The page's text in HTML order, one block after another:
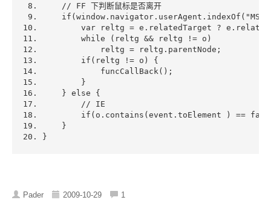
// FF 下判断鼠标是否离开
if (window.navigator.userAgent.indexOf(
var reltg = e.relatedTarget ?
while (reltg && reltg != o)
reltg = reltg.parentNode;
if (reltg != o) {
funcCallBack();
}
} else {
// IE
if (o.contains(event.toElement ) ==
}
}
Pader 2009-10-29 1